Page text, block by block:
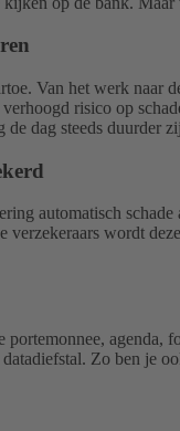
Van het werk
risico op
de dag steeds duurder
automatisch
wordt
portemonnee,
Zo ben je